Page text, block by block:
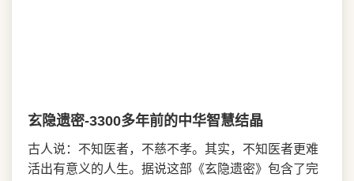
玄隐遗密-3300多年前的中华智慧结晶
古人说：不知医者，不慈不孝。其实，不知医者更难
活出有意义的人生。据说这部《玄隐遗密》包含了完